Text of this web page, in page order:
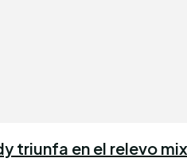
triunfa en el relevo